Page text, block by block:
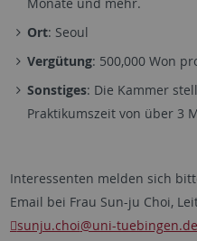
Ort: Seoul
Vergütung: 500,000 Won
Sonstiges: Die Kammer
Praktikumszeit von über 3
Interessenten melden sich
Email bei Frau Sun-ju Choi,
sunju.choi@uni-tuebingen.de